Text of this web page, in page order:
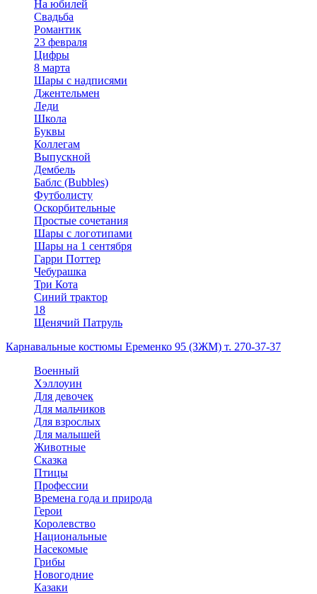
На юбилей
Свадьба
Романтик
23 февраля
Цифры
8 марта
Шары с надписями
Джентельмен
Леди
Школа
Буквы
Коллегам
Выпускной
Дембель
Баблс (Bubbles)
Футболисту
Оскорбительные
Простые сочетания
Шары с логотипами
Шары на 1 сентября
Гарри Поттер
Чебурашка
Три Кота
Синий трактор
18
Щенячий Патруль
Карнавальные костюмы Еременко 95 (ЗЖМ) т. 270-37-37
Военный
Хэллоуин
Для девочек
Для мальчиков
Для взрослых
Для малышей
Животные
Сказка
Птицы
Профессии
Времена года и природа
Герои
Королевство
Национальные
Насекомые
Грибы
Новогодние
Казаки